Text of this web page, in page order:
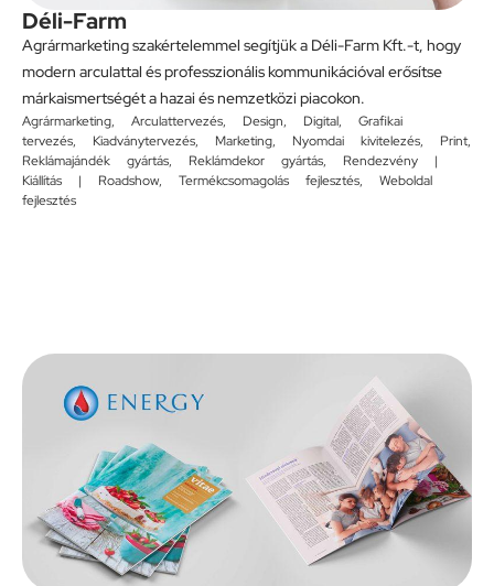
Déli-Farm
Agrármarketing szakértelemmel segítjük a Déli-Farm Kft.-t, hogy
modern arculattal és professzionális kommunikációval erősítse
márkaismertségét a hazai és nemzetközi piacokon.
Agrármarketing, Arculattervezés, Design, Digital, Grafikai
tervezés, Kiadványtervezés, Marketing, Nyomdai kivitelezés, Print,
Reklámajándék gyártás, Reklámdekor gyártás, Rendezvény |
Kiállítás | Roadshow, Termékcsomagolás fejlesztés, Weboldal
fejlesztés